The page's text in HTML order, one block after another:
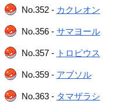
No.352 - カクレオン
No.356 - サマヨール
No.357 - トロピウス
No.359 - アブソル
No.363 - タマザラシ